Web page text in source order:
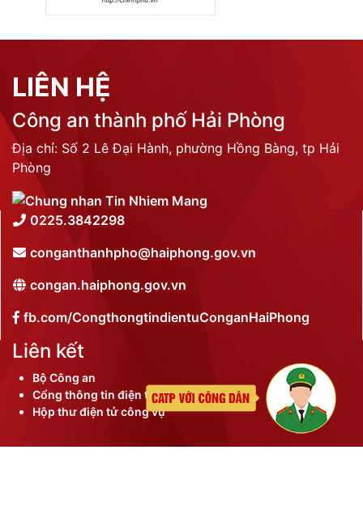
LIÊN HỆ
Công an thành phố Hải Phòng
Địa chỉ: Số 2 Lê Đại Hành, phường Hồng Bàng, tp Hải
Phòng
0225.3842298
conganthanhpho@haiphong.gov.vn
congan.haiphong.gov.vn
fb.com/CongthongtindientuConganHaiPhong
Liên kết
Bộ Công an
Cổng thông tin điện tử thành phố
Hộp thư điện tử công vụ